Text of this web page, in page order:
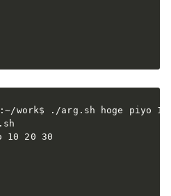
work$ ./arg.sh hoge piyo 10
10 20 30